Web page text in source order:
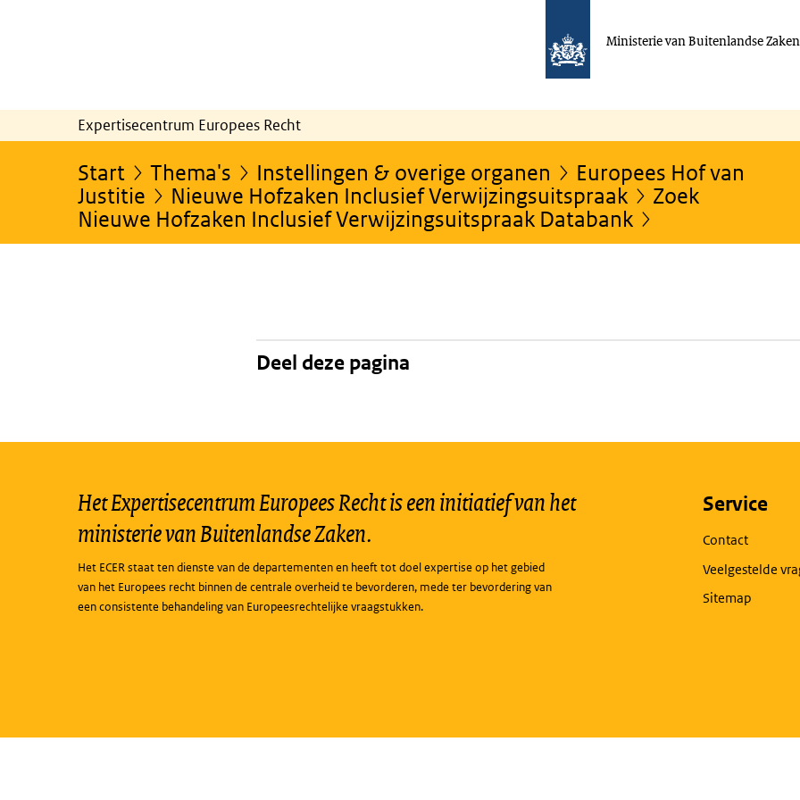
Ministerie van Buitenlandse Zaken
Expertisecentrum Europees Recht
Start Thema's Instellingen & overige organen
Europees Hof van
Justitie
Nieuwe Hofzaken Inclusief Verwijzingsuitspraak
Zoek
Nieuwe Hofzaken Inclusief Verwijzingsuitspraak Databank
Deel deze pagina
Het Expertisecentrum Europees Recht is een initiatief van het
ministerie van Buitenlandse Zaken.
Het ECER staat ten dienste van de departementen en heeft tot doel expertise op het gebied
van het Europees recht binnen de centrale overheid te bevorderen, mede ter bevordering van
een consistente behandeling van Europeesrechtelijke vraagstukken.
Service
Contact
Veelgestelde
Sitemap